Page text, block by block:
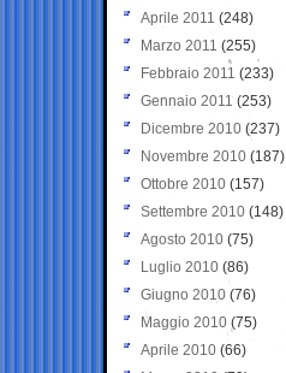
Aprile 2011 (248)
Marzo 2011 (255)
Febbraio 2011 (233)
Gennaio 2011 (253)
Dicembre 2010 (237)
Novembre 2010 (187)
Ottobre 2010 (157)
Settembre 2010 (148)
Agosto 2010 (75)
Luglio 2010 (86)
Giugno 2010 (76)
Maggio 2010 (75)
Aprile 2010 (66)